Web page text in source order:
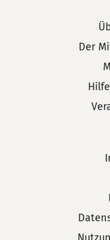
Der